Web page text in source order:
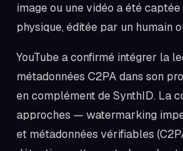
image ou une vidéo a été
physique, éditée par un humain
YouTube a confirmé intégrer la
métadonnées C2PA dans son
en complément de SynthID. La
approches — watermarking
et métadonnées vérifiables